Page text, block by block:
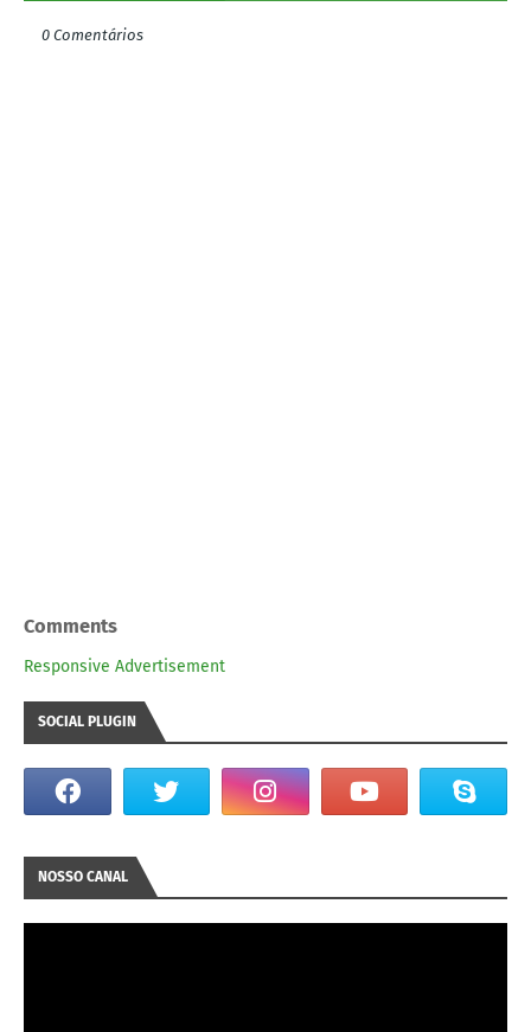
0 Comentários
Comments
Responsive Advertisement
SOCIAL PLUGIN
NOSSO CANAL